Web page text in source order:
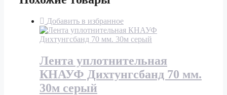
Добавить в избранное
Лента уплотнительная
КНАУФ Дихтунгсбанд 70 мм.
30м серый